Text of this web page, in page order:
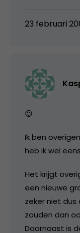
23 februari
😉
Ik ben
heb ik wel
Het krijgt
een nieuwe
zeker niet dus
zouden dan
Daarnaast is